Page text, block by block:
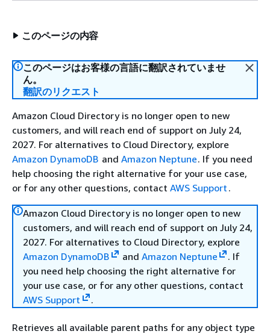
このページの内容
このページはお客様の言語に翻訳されていませ
ん。
翻訳のリクエスト
Amazon Cloud Directory is no longer open to new
customers, and will reach end of support on July 24,
2027. For alternatives to Cloud Directory, explore
Amazon DynamoDB and Amazon Neptune. If you need
help choosing the right alternative for your use case,
or for any other questions, contact AWS Support .
Amazon Cloud Directory is no longer open to new
customers, and will reach end of support on July 24,
2027. For alternatives to Cloud Directory, explore
Amazon DynamoDB
and Amazon Neptune
. If
you need help choosing the right alternative for
your use case, or for any other questions, contact
AWS Support
.
Retrieves all available parent paths for any object type